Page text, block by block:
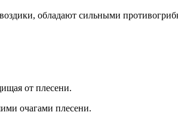
обладают сильными
от плесени.
очагами плесени.